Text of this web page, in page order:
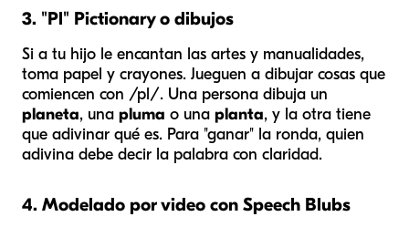
3. "Pl" Pictionary o dibujos
Si a tu hijo le encantan las artes y manualidades,
toma papel y crayones. Jueguen a dibujar cosas que
comiencen con /pl/. Una persona dibuja un
planeta, una pluma o una planta, y la otra tiene
que adivinar qué es. Para "ganar" la ronda, quien
adivina debe decir la palabra con claridad.
4. Modelado por video con Speech Blubs